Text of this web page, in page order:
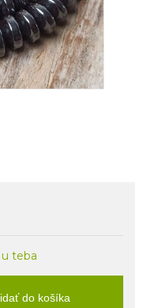
teba
do košíka